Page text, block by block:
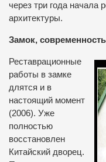
через три года начала
архитектуры.
Замок,
Реставрационные
работы в замке
длятся и в
настоящий момент
(2006). Уже
полностью
восстановлен
Китайский дворец.